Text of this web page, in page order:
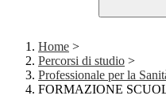
Home >
Percorsi di studio >
Professionale per la
FORMAZIONE